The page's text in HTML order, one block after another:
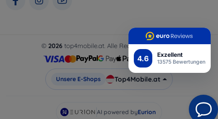
4.6 Exzellent
13575 Bewertungen
© 2026top4mobile.at. Alle Rechte vorbehalten.
Unsere E-Shops Top4Mobile.at
AI powered byEurion